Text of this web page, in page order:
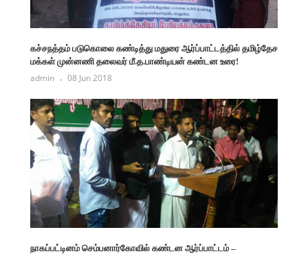
கச்சநத்தம் படுகொலை கண்டித்து மதுரை ஆர்ப்பாட்டத்தில் தமிழ்தேச
மக்கள் முன்னணி தலைவர் மீ.த.பாண்டியன் கண்டன உரை!
admin 08 Jun 2018
நாகப்பட்டினம் செம்பனார்கோவில் கண்டன ஆர்ப்பாட்டம் –